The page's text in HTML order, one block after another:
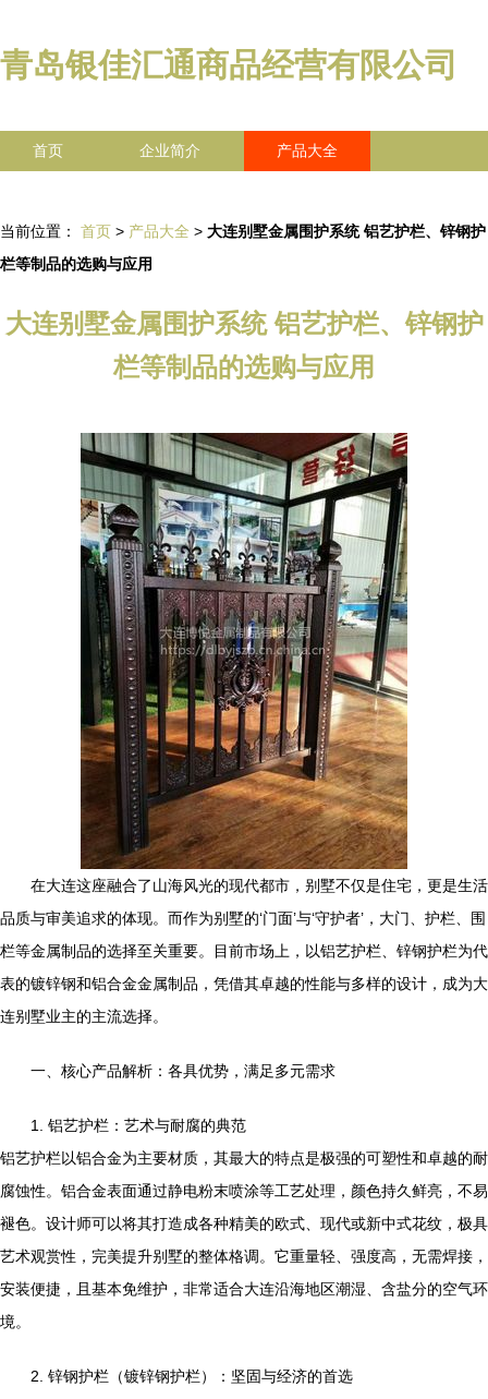
青岛银佳汇通商品经营有限公司
首页 企业简介 产品大全
当前位置： 首页 > 产品大全 > 大连别墅金属围护系统 铝艺护栏、锌钢护
栏等制品的选购与应用
大连别墅金属围护系统 铝艺护栏、锌钢护
栏等制品的选购与应用
在大连这座融合了山海风光的现代都市，别墅不仅是住宅，更是生活
品质与审美追求的体现。而作为别墅的‘门面’与‘守护者’，大门、护栏、围
栏等金属制品的选择至关重要。目前市场上，以铝艺护栏、锌钢护栏为代
表的镀锌钢和铝合金金属制品，凭借其卓越的性能与多样的设计，成为大
连别墅业主的主流选择。
一、核心产品解析：各具优势，满足多元需求
1. 铝艺护栏：艺术与耐腐的典范
铝艺护栏以铝合金为主要材质，其最大的特点是极强的可塑性和卓越的耐
腐蚀性。铝合金表面通过静电粉末喷涂等工艺处理，颜色持久鲜亮，不易
褪色。设计师可以将其打造成各种精美的欧式、现代或新中式花纹，极具
艺术观赏性，完美提升别墅的整体格调。它重量轻、强度高，无需焊接，
安装便捷，且基本免维护，非常适合大连沿海地区潮湿、含盐分的空气环
境。
2. 锌钢护栏（镀锌钢护栏）：坚固与经济的首选